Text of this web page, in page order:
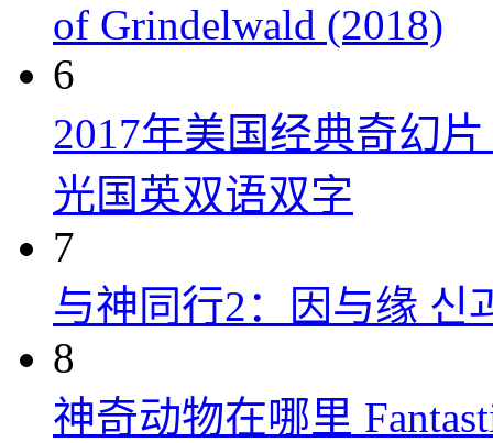
of Grindelwald (2018)
6
2017年美国经典奇幻
光国英双语双字
7
与神同行2：因与缘 신
8
神奇动物在哪里